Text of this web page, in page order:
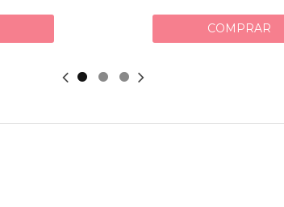
COMPRAR